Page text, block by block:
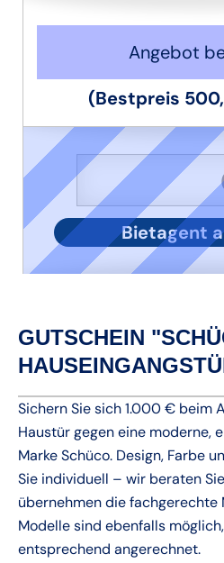
Angebot
(Bestpreis
Bietagent
GUTSCHEIN
Sichern Sie sich 1.000 € beim
Haustür gegen eine moderne,
Marke Schüco. Design, Farbe
Sie individuell – wir beraten
übernehmen die fachgerechte
Modelle sind ebenfalls
entsprechend angerechnet.